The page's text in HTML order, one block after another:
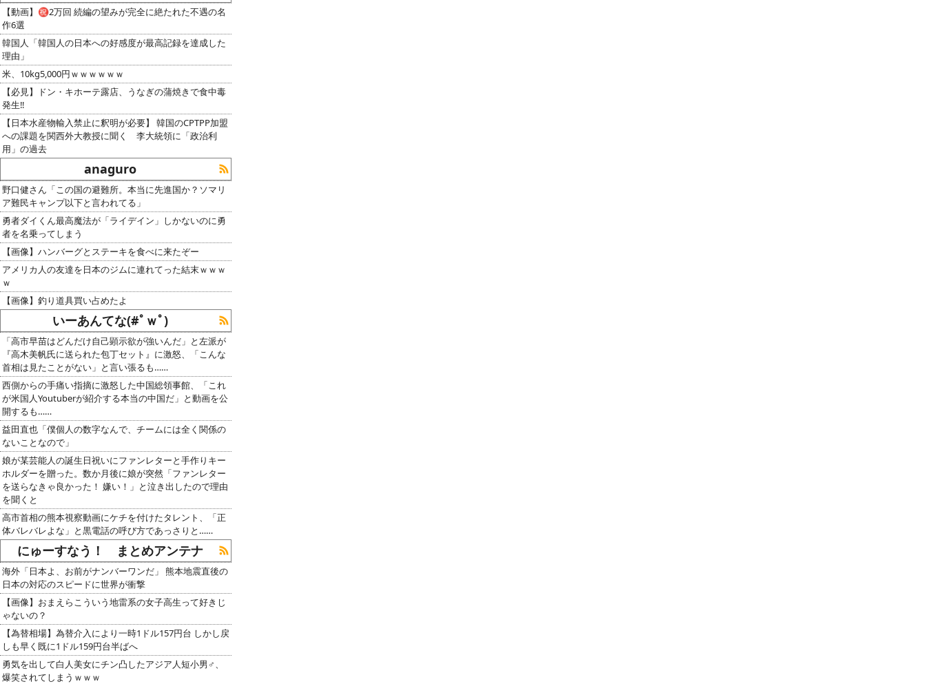
【動画】㊗️2万回 続編の望みが完全に絶たれた不遇の名
作6選
韓国人「韓国人の日本への好感度が最高記録を達成した
理由」
米、10kg5,000円ｗｗｗｗｗｗ
【必見】ドン・キホーテ露店、うなぎの蒲焼きで食中毒
発生‼
【日本水産物輸入禁止に釈明が必要】 韓国のCPTPP加盟
への課題を関西外大教授に聞く 李大統領に「政治利
用」の過去
anaguro
野口健さん「この国の避難所。本当に先進国か？ソマリ
ア難民キャンプ以下と言われてる」
勇者ダイくん最高魔法が「ライデイン」しかないのに勇
者を名乗ってしまう
【画像】ハンバーグとステーキを食べに来たぞー
アメリカ人の友達を日本のジムに連れてった結末ｗｗｗ
ｗ
【画像】釣り道具買い占めたよ
いーあんてな(#ﾟｗﾟ)
「高市早苗はどんだけ自己顕示欲が強いんだ」と左派が
『高木美帆氏に送られた包丁セット』に激怒、「こんな
首相は見たことがない」と言い張るも……
西側からの手痛い指摘に激怒した中国総領事館、「これ
が米国人Youtuberが紹介する本当の中国だ」と動画を公
開するも……
益田直也「僕個人の数字なんで、チームには全く関係の
ないことなので」
娘が某芸能人の誕生日祝いにファンレターと手作りキー
ホルダーを贈った。数か月後に娘が突然「ファンレター
を送らなきゃ良かった！ 嫌い！」と泣き出したので理由
を聞くと
高市首相の熊本視察動画にケチを付けたタレント、「正
体バレバレよな」と黒電話の呼び方であっさりと……
にゅーすなう！ まとめアンテナ
海外「日本よ、お前がナンバーワンだ」 熊本地震直後の
日本の対応のスピードに世界が衝撃
【画像】おまえらこういう地雷系の女子高生って好きじ
ゃないの？
【為替相場】為替介入により一時1ドル157円台 しかし戻
しも早く既に1ドル159円台半ばへ
勇気を出して白人美女にチン凸したアジア人短小男♂、
爆笑されてしまうｗｗｗ